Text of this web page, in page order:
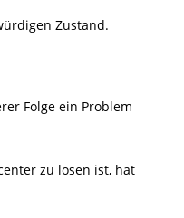
Zustand.
Folge ein Problem
zu lösen ist, hat